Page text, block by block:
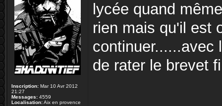
Inscription: Mar 10 Avr 2012
21:27
Messages: 4559
Localisation:Aix en provence
lycée quand
rien mais qu'il est
continuer......avec
de rater le brevet